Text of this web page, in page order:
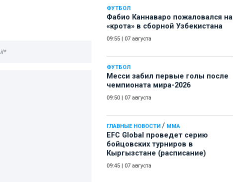
ФУТБОЛ
Фабио Каннаваро пожаловался на
«крота» в сборной Узбекистана
09:55 07 августа
ФУТБОЛ
Месси забил первые голы после
чемпионата мира-2026
09:50 07 августа
ГЛАВНЫЕ НОВОСТИ / ММА
EFC Global проведет серию
бойцовских турниров в
Кыргызстане (расписание)
09:45 07 августа